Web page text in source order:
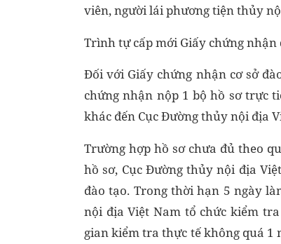
viên, người lái phương tiện thủy
Trình tự cấp mới Giấy chứng
Đối với Giấy chứng nhận cơ sở
chứng nhận nộp 1 bộ hồ sơ trực
khác đến Cục Đường thủy nội địa
Trường hợp hồ sơ chưa đủ theo
hồ sơ, Cục Đường thủy nội địa
đào tạo. Trong thời hạn 5 ngày
nội địa Việt Nam tổ chức kiểm
gian kiểm tra thực tế không quá 1